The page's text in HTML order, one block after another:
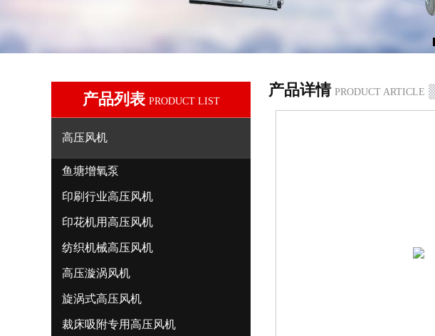
产品列表 PRODUCT LIST
高压风机
鱼塘增氧泵
印刷行业高压风机
印花机用高压风机
纺织机械高压风机
高压漩涡风机
旋涡式高压风机
裁床吸附专用高压风机
产品详情 PRODUCT ARTICLE